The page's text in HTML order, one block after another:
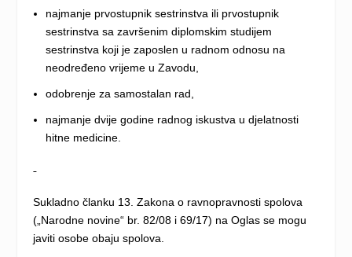
najmanje prvostupnik sestrinstva ili prvostupnik
sestrinstva sa završenim diplomskim studijem
sestrinstva koji je zaposlen u radnom odnosu na
neodređeno vrijeme u Zavodu,
odobrenje za samostalan rad,
najmanje dvije godine radnog iskustva u djelatnosti
hitne medicine.
Sukladno članku 13. Zakona o ravnopravnosti spolova
(„Narodne novine“ br. 82/08 i 69/17) na Oglas se mogu
javiti osobe obaju spolova.